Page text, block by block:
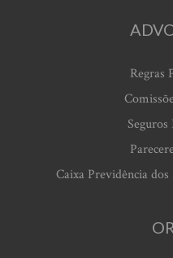
Regras
Caixa Previdência